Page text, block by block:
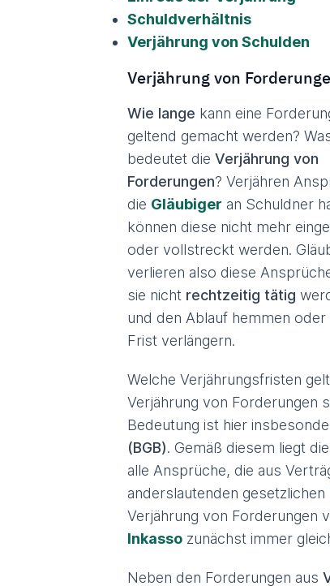
Schuldverhältnis
Verjährung von Schulden
Verjährung von
Wie lange kann eine
geltend gemacht werden?
bedeutet die Verjährung von
Forderungen? Verjähren
die Gläubiger an Schuldner
können diese nicht mehr
oder vollstreckt werden.
verlieren also diese
sie nicht rechtzeitig tätig
und den Ablauf hemmen oder
Frist verlängern.
Welche Verjährungsfristen
Verjährung von Forderungen
Bedeutung ist hier
(BGB). Gemäß diesem liegt
alle Ansprüche, die aus
anderslautenden
Verjährung von Forderungen
Inkasso zunächst immer
Neben den Forderungen aus